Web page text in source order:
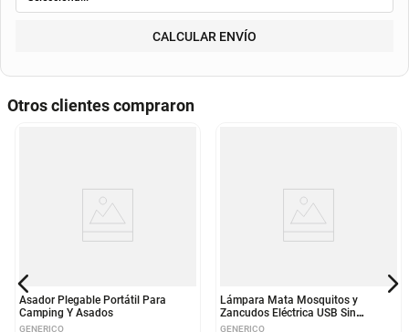
CALCULAR ENVÍO
Otros clientes compraron
Asador Plegable Portátil Para
Camping Y Asados
GENERICO
Lámpara Mata Mosquitos y
Zancudos Eléctrica USB Sin
Químicos Silenciosa y Portátil Luz
GENERICO